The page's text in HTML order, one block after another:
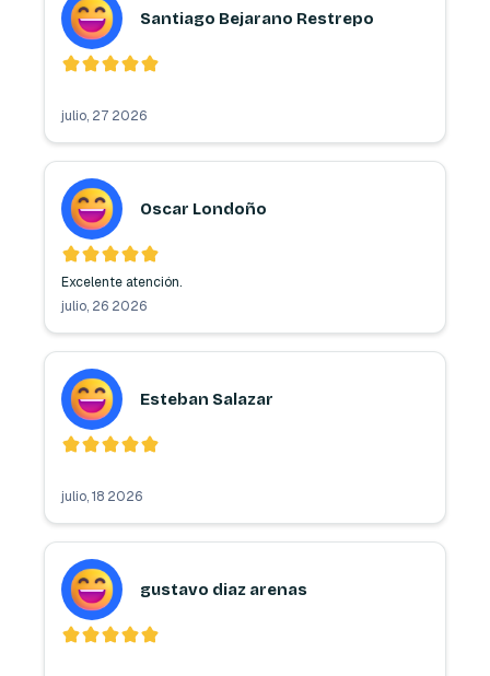
Santiago Bejarano Restrepo
julio, 27 2026
Oscar Londoño
Excelente atención.
julio, 26 2026
Esteban Salazar
julio, 18 2026
gustavo diaz arenas